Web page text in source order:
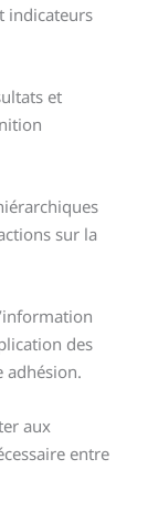
indicateurs
et
sur la
des
adhésion.
aux
entre